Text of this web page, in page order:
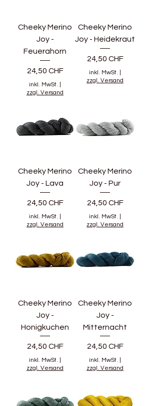
Cheeky Merino
Joy -
Feuerahorn
Preis
24,50 CHF
inkl. MwSt.
zzgl. Versand
Cheeky Merino
Joy - Heidekraut
Preis
24,50 CHF
inkl. MwSt.
zzgl. Versand
Cheeky Merino
Joy - Lava
Preis
24,50 CHF
inkl. MwSt.
zzgl. Versand
Cheeky Merino
Joy - Pur
Preis
24,50 CHF
inkl. MwSt.
zzgl. Versand
Cheeky Merino
Joy -
Honigkuchen
Preis
24,50 CHF
inkl. MwSt.
zzgl. Versand
Cheeky Merino
Joy -
Mitternacht
Preis
24,50 CHF
inkl. MwSt.
zzgl. Versand